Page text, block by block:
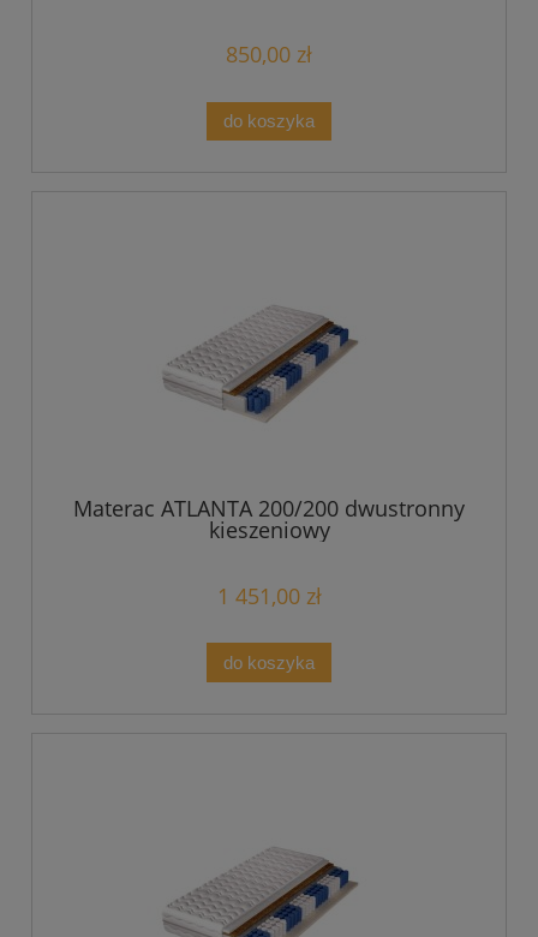
850,00 zł
do koszyka
Materac ATLANTA 200/200 dwustronny
kieszeniowy
1 451,00 zł
do koszyka